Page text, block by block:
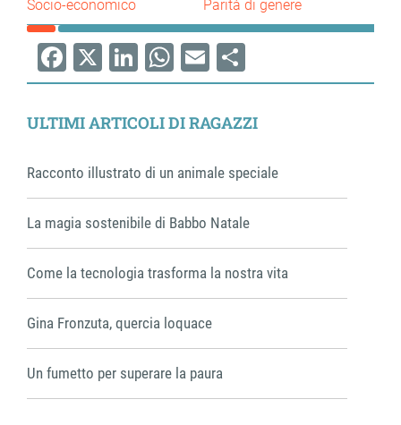
Socio-economico Parità di genere
Facebook
X LinkedIn
WhatsApp
EmailShare
ULTIMI ARTICOLI DI RAGAZZI
Racconto illustrato di un animale speciale
La magia sostenibile di Babbo Natale
Come la tecnologia trasforma la nostra vita
Gina Fronzuta, quercia loquace
Un fumetto per superare la paura